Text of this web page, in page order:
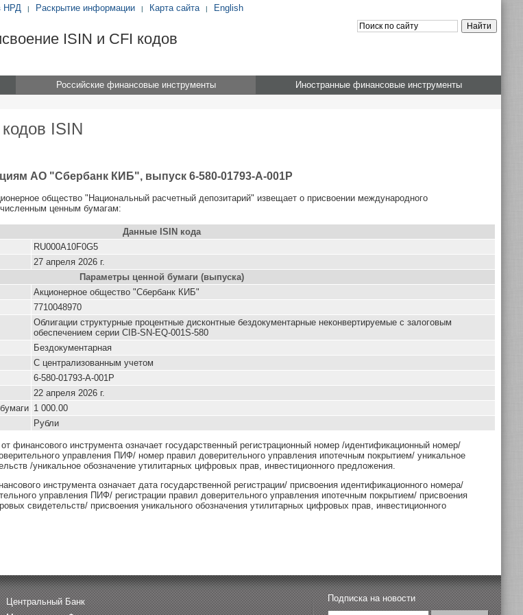
НРД | Раскрытие информации | Карта сайта | English
ISIN и CFI кодов
Российские финансовые инструменты
Иностранные финансовые инструменты
ISIN
АО "Сбербанк КИБ", выпуск 6-580-01793-A-001P
общество "Национальный расчетный депозитарий" извещает о присвоении международного
ценным бумагам:
Данные ISIN кода
RU000A10F0G5
27 апреля 2026 г.
Параметры ценной бумаги (выпуска)
Акционерное общество "Сбербанк КИБ"
7710048970
Облигации структурные процентные дисконтные бездокументарные неконвертируемые с залоговым
обеспечением серии CIB-SN-EQ-001S-580
Бездокументарная
С централизованным учетом
6-580-01793-A-001P
22 апреля 2026 г.
1 000.00
Рубли
финансового инструмента означает государственный регистрационный номер /идентификационный номер/
управления ПИФ/ номер правил доверительного управления ипотечным покрытием/ уникальное
/уникальное обозначение утилитарных цифровых прав, инвестиционного предложения.
инструмента означает дата государственной регистрации/ присвоения идентификационного номера/
управления ПИФ/ регистрации правил доверительного управления ипотечным покрытием/ присвоения
свидетельств/ присвоения уникального обозначения утилитарных цифровых прав, инвестиционного
Центральный Банк
Подписка на новости